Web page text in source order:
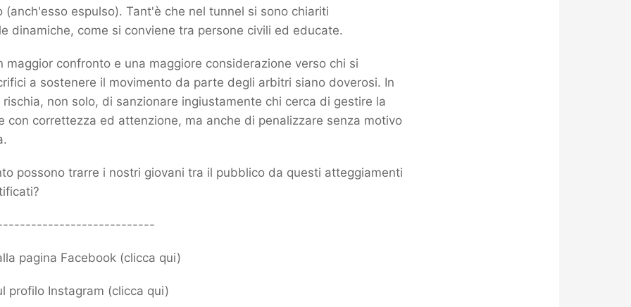
(anch'esso espulso). Tant'è che nel tunnel si sono chiariti
dinamiche, come si conviene tra persone civili ed educate.
maggior confronto e una maggiore considerazione verso chi si
a sostenere il movimento da parte degli arbitri siano doverosi. In
non solo, di sanzionare ingiustamente chi cerca di gestire la
con correttezza ed attenzione, ma anche di penalizzare senza motivo
possono trarre i nostri giovani tra il pubblico da questi atteggiamenti
pagina Facebook (clicca qui)
profilo Instagram (clicca qui)